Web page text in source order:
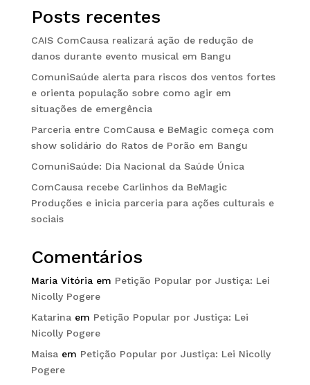
Posts recentes
CAIS ComCausa realizará ação de redução de
danos durante evento musical em Bangu
ComuniSaúde alerta para riscos dos ventos fortes
e orienta população sobre como agir em
situações de emergência
Parceria entre ComCausa e BeMagic começa com
show solidário do Ratos de Porão em Bangu
ComuniSaúde: Dia Nacional da Saúde Única
ComCausa recebe Carlinhos da BeMagic
Produções e inicia parceria para ações culturais e
sociais
Comentários
Maria Vitóriaem Petição Popular por Justiça: Lei
Nicolly Pogere
Katarinaem Petição Popular por Justiça: Lei
Nicolly Pogere
Maisaem Petição Popular por Justiça: Lei Nicolly
Pogere